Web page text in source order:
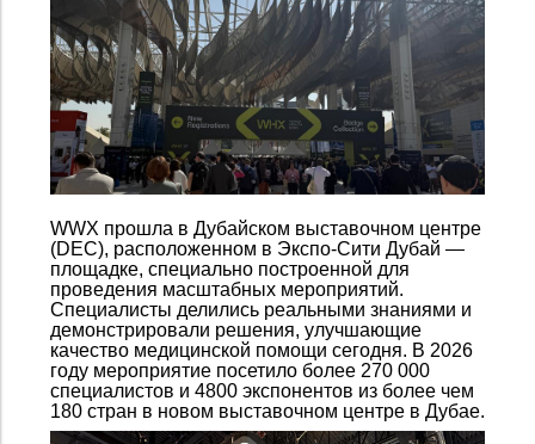
WWX прошла в Дубайском выставочном центре
(DEC), расположенном в Экспо-Сити Дубай —
площадке, специально построенной для
проведения масштабных мероприятий.
Специалисты делились реальными знаниями и
демонстрировали решения, улучшающие
качество медицинской помощи сегодня. В 2026
году мероприятие посетило более 270 000
специалистов и 4800 экспонентов из более чем
180 стран в новом выставочном центре в Дубае.